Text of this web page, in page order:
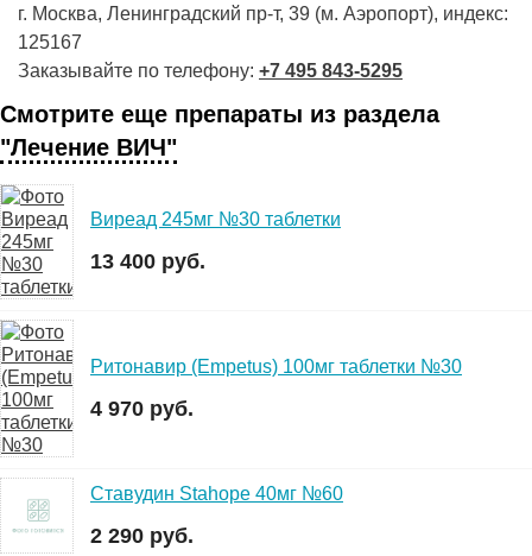
г. Москва, Ленинградский пр-т, 39 (м. Аэропорт), индекс:
125167
Заказывайте по телефону: +7 495 843-5295
Смотрите еще препараты из раздела
"Лечение ВИЧ"
Виреад 245мг №30 таблетки
13 400 руб.
Ритонавир (Empetus) 100мг таблетки №30
4 970 руб.
Ставудин Stahope 40мг №60
2 290 руб.